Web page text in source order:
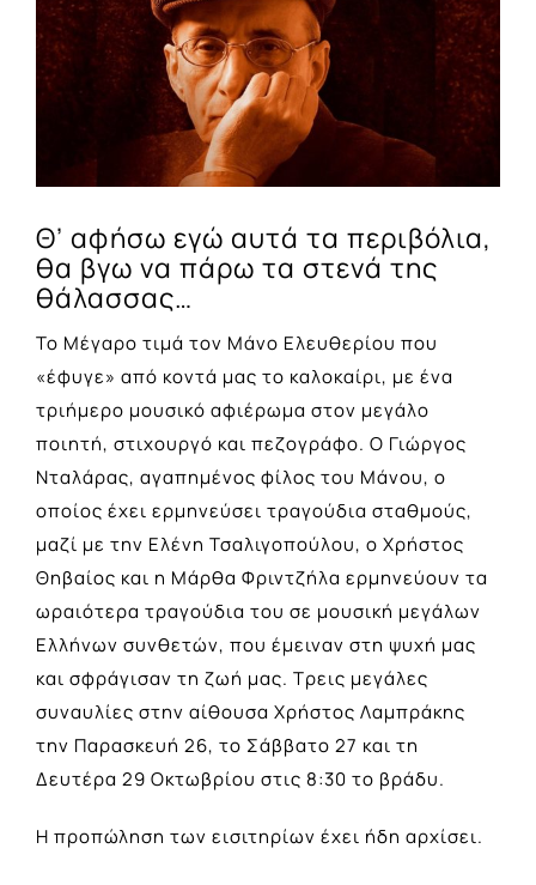
Larger
Image
Θ’ αφήσω εγώ αυτά τα περιβόλια,
θα βγω να πάρω τα στενά της
θάλασσας…
Το Μέγαρο τιμά τον Μάνο Ελευθερίου που
«έφυγε» από κοντά μας το καλοκαίρι, με ένα
τριήμερο μουσικό αφιέρωμα στον μεγάλο
ποιητή, στιχουργό και πεζογράφο. Ο Γιώργος
Νταλάρας, αγαπημένος φίλος του Μάνου, ο
οποίος έχει ερμηνεύσει τραγούδια σταθμούς,
μαζί με την Ελένη Τσαλιγοπούλου, ο Χρήστος
Θηβαίος και η Μάρθα Φριντζήλα ερμηνεύουν τα
ωραιότερα τραγούδια του σε μουσική μεγάλων
Ελλήνων συνθετών, που έμειναν στη ψυχή μας
και σφράγισαν τη ζωή μας. Τρεις μεγάλες
συναυλίες στην αίθουσα Χρήστος Λαμπράκης
την Παρασκευή 26, το Σάββατο 27 και τη
Δευτέρα 29 Οκτωβρίου στις 8:30 το βράδυ.
Η προπώληση των εισιτηρίων έχει ήδη αρχίσει.